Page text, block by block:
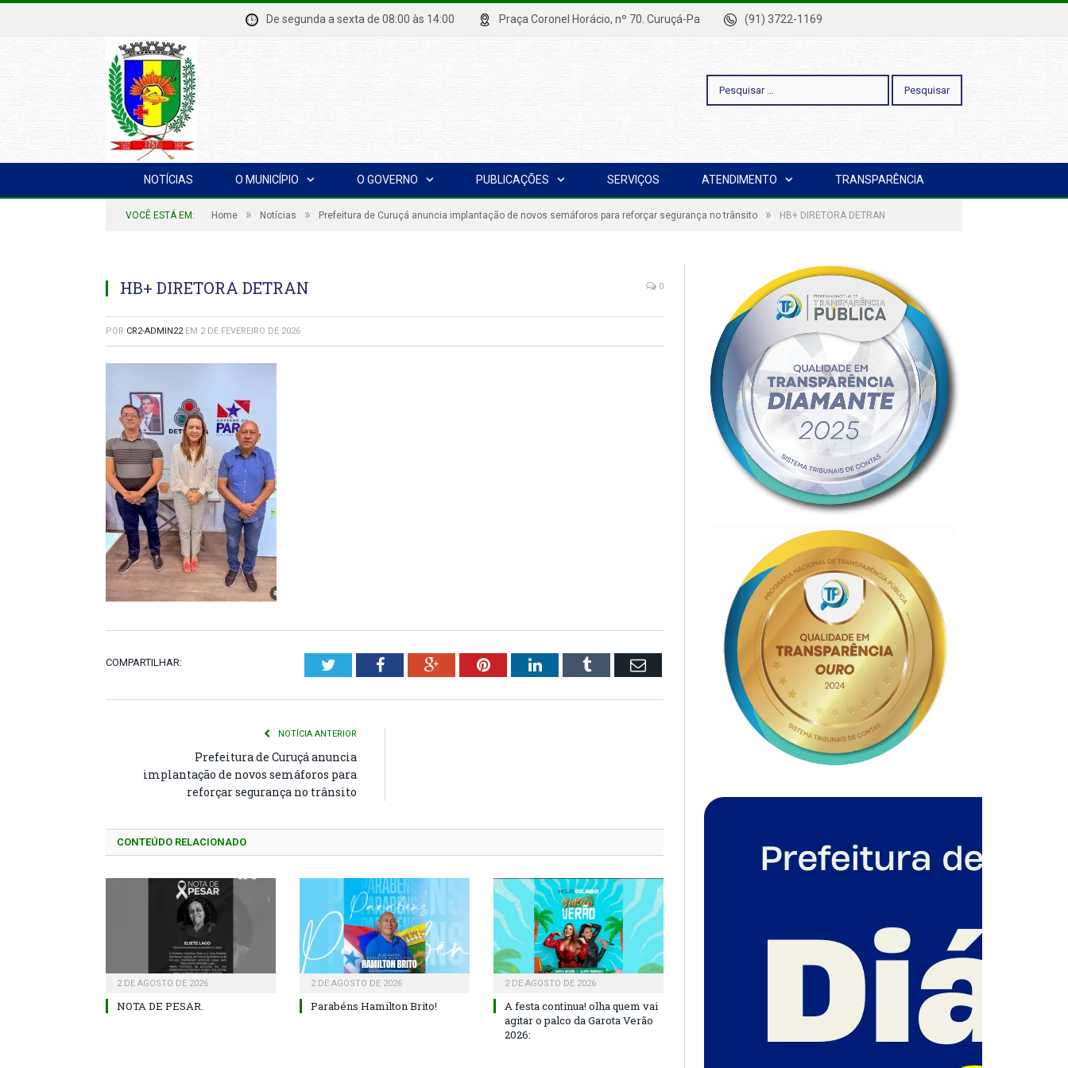
De segunda a sexta de 08:00 às 14:00 Praça Coronel Horácio, nº 70. Curuçá-Pa (91) 3722-1169
Pesquisar
por:
NOTÍCIAS O MUNICÍPIO O GOVERNO PUBLICAÇÕES SERVIÇOS ATENDIMENTO TRANSPARÊNCIA
VOCÊ ESTÁ EM: Home » Notícias » Prefeitura de Curuçá anuncia implantação de novos semáforos para reforçar segurança no trânsito » HB+ DIRETORA DETRAN
HB+ DIRETORA DETRAN 0
POR CR2-ADMIN22 EM 2 DE FEVEREIRO DE 2026
COMPARTILHAR: TwitterFacebookGoogle+PinterestLinkedInTumblr Email
NOTÍCIA ANTERIOR
Prefeitura de Curuçá anuncia
implantação de novos semáforos para
reforçar segurança no trânsito
CONTEÚDO RELACIONADO
2 DE AGOSTO DE 2026
NOTA DE PESAR.
2 DE AGOSTO DE 2026
Parabéns Hamilton Brito!
2 DE AGOSTO DE 2026
A festa continua! olha quem vai
agitar o palco da Garota Verão
2026: